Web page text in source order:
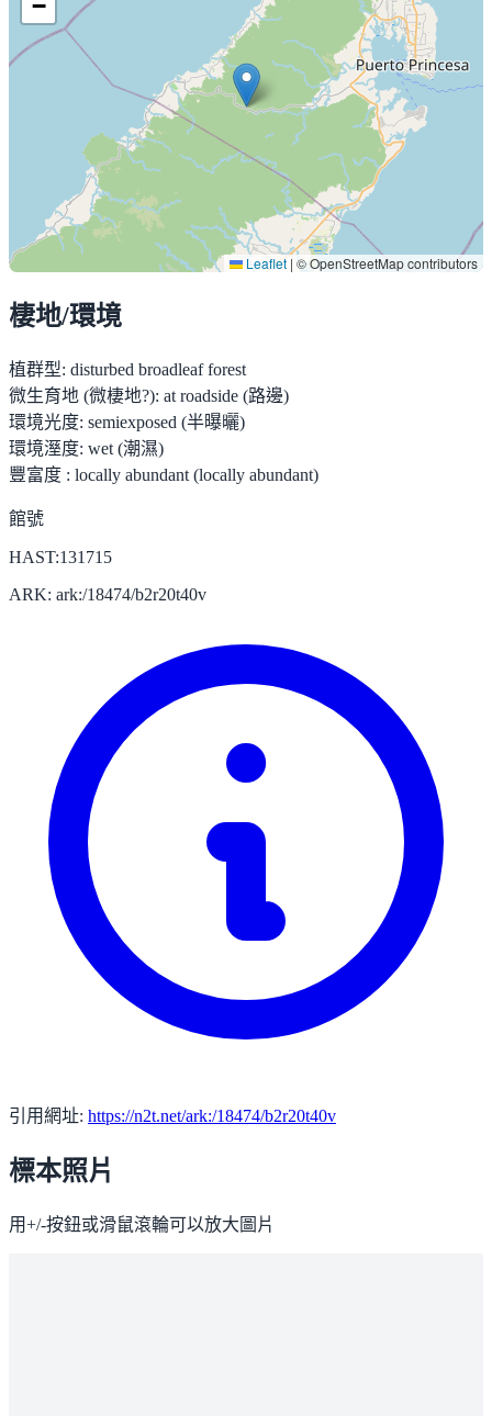
−
Leaflet | © OpenStreetMap contributors
棲地/環境
植群型: disturbed broadleaf forest
微生育地 (微棲地?): at roadside (路邊)
環境光度: semiexposed (半曝曬)
環境溼度: wet (潮濕)
豐富度 : locally abundant (locally abundant)
館號
HAST:131715
ARK: ark:/18474/b2r20t40v
引用網址: https://n2t.net/ark:/18474/b2r20t40v
標本照片
用+/-按鈕或滑鼠滾輪可以放大圖片